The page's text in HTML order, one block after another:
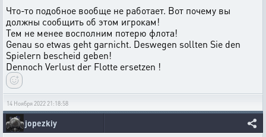
Что-то подобное вообще не работает. Вот почему вы
должны сообщить об этом игрокам!
Тем не менее восполним потерю флота!
Genau so etwas geht garnicht. Deswegen sollten Sie den
Spielern bescheid geben!
Dennoch Verlust der Flotte ersetzen !
14 Ноября 2022 21:18:58
jopezkiy